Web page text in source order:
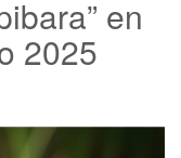
en
2025